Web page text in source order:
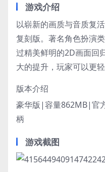
游戏介绍
以崭新的画质与音质复
复刻版。著名角色扮演
过精美鲜明的2D画面回
大的提升，玩家可以更
版本介绍
豪华版|容量862MB|官
柄
游戏截图